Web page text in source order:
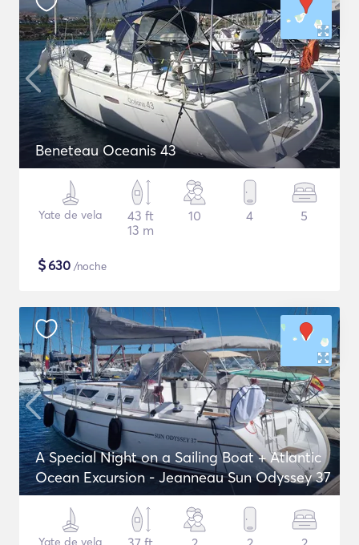
Beneteau Oceanis 43
Yate de vela
43 ft
13 m
10 4 5
$630 /noche
A Special Night on a Sailing Boat + Atlantic
Ocean Excursion - Jeanneau Sun Odyssey 37
Yate de vela